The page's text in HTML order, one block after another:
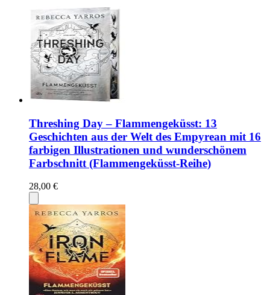
Threshing Day – Flammengeküsst: 13
Geschichten aus der Welt des Empyrean mit 16
farbigen Illustrationen und wunderschönem
Farbschnitt (Flammengeküsst-Reihe)
28,00 €